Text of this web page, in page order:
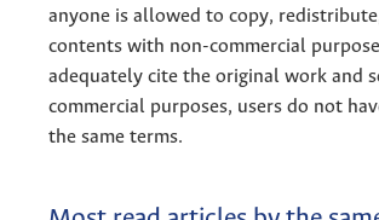
anyone is allowed to copy,
contents with non-commercial
adequately cite the original work and
commercial purposes, users do not
the same terms.